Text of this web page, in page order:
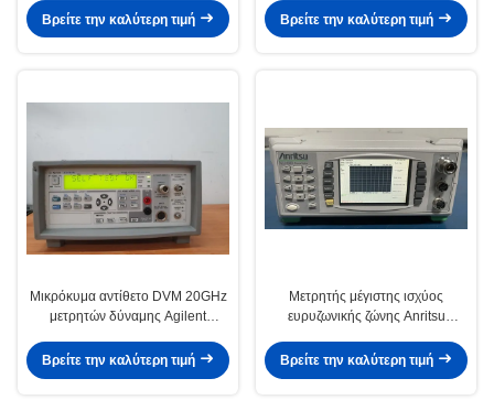
400 MHZ λεωφορείο
Βρείτε την καλύτερη τιμή
Βρείτε την καλύτερη τιμή
Μικρόκυμα αντίθετο DVM 20GHz
μετρητών δύναμης Agilent
ζώνης
Βρείτε την καλύτερη τιμή
Μετρητής μέγιστης ισχύος
ευρυζωνικής ζώνης Anritsu
400 MHz, εισροή διπλού καναλιού
και ρυθμό δειγματοληψίας 64
Βρείτε την καλύτερη τιμή